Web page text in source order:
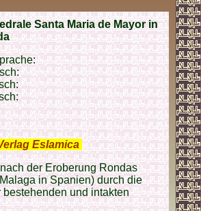
Santa Maria de Mayor in
Eslamica
der Eroberung Rondas
in Spanien) durch die
und intakten